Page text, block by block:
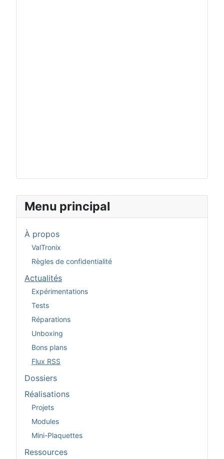
Menu principal
À propos
ValTronix
Règles de confidentialité
Actualités
Expérimentations
Tests
Réparations
Unboxing
Bons plans
Flux RSS
Dossiers
Réalisations
Projets
Modules
Mini-Plaquettes
Ressources